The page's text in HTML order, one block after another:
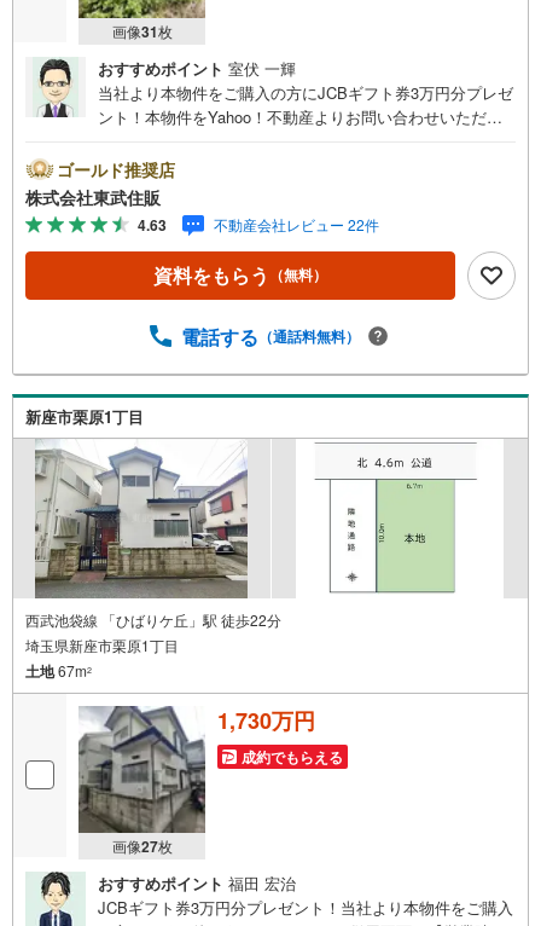
画像31枚
おすすめポイント 室伏 一輝
当社より本物件をご購入の方にJCBギフト券3万円分プレゼ
ント！本物件をYahoo！不動産よりお問い合わせいただい
との併用不可。【営業時間 10:00～18:00】この時間帯は
お電話でのお問い合わせがスムーズです。住み替えをご希
望の方は自社買取保証付売却プランがございます。お気軽
にお問い合わせください。●建築条件無し●日当たり良好●
閑静な住宅地●34条11号◇当社の強みは（1）リフォーム
（当社でも再販事業を行っている為、お客様に最適なプラ
スメーカー7社を保有しておりますので、ご予算・ご希望に
産情報を豊富に取り揃えております。またリフォームの相
談も承ります。◇インターネット予約で当日現地見学が可
能です（1）［室内・現地を見学する］をクリック（2）本
日～4日以内をご希望の方は「ご要望・ご質問欄」に希望日
時をご記入ください！
ゴールド推奨店
株式会社東武住販
4.63 不動産会社レビュー 22件
資料をもらう （無料）
電話する （通話料無料）
新座市栗原1丁目
西武池袋線 「ひばりケ丘」駅 徒歩22分
埼玉県新座市栗原1丁目
土地67m2
画像27枚
1,730万円
成約でもらえる
おすすめポイント 福田 宏治
JCBギフト券3万円分プレゼント！当社より本物件をご購入